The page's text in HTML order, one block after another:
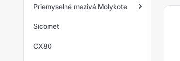
Priemyselné mazivá Molykote
Tuky Molykote
Oleje Molykote
Sicomet
CX80